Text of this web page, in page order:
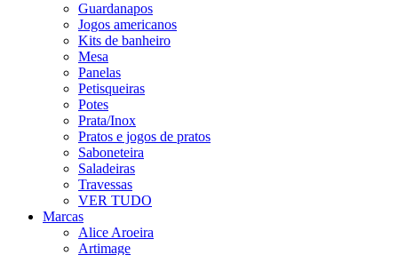
Guardanapos
Jogos americanos
Kits de banheiro
Mesa
Panelas
Petisqueiras
Potes
Prata/Inox
Pratos e jogos de pratos
Saboneteira
Saladeiras
Travessas
VER TUDO
Marcas
Alice Aroeira
Artimage